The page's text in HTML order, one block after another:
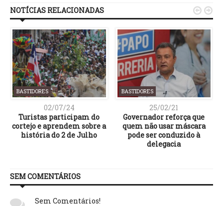
NOTÍCIAS RELACIONADAS
BASTIDORES
02/07/24
Turistas participam do
cortejo e aprendem sobre a
história do 2 de Julho
BASTIDORES
25/02/21
Governador reforça que
quem não usar máscara
pode ser conduzido à
delegacia
 
SEM COMENTÁRIOS
Sem Comentários!